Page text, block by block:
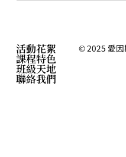
活動花絮
課程特色
班級天地
聯絡我們
© 2025 愛因